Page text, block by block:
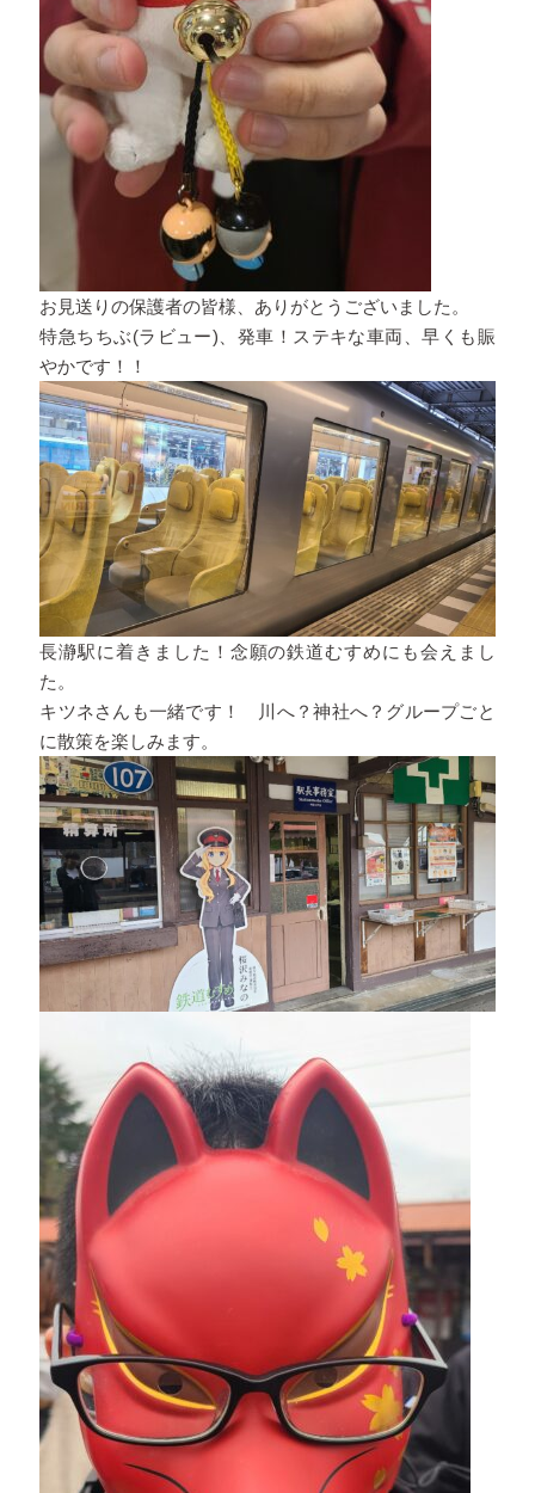
お見送りの保護者の皆様、ありがとうございました。
特急ちちぶ(ラビュー)、発車！ステキな車両、早くも賑
やかです！！
長瀞駅に着きました！念願の鉄道むすめにも会えまし
た。
キツネさんも一緒です！ 川へ？神社へ？グループごと
に散策を楽しみます。